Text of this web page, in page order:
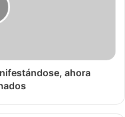
ahora